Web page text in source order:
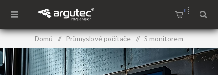
0
Domů / Průmyslové počítače / S monitorem